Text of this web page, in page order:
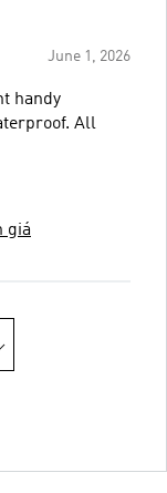
June 1, 2026
handy
All
giá